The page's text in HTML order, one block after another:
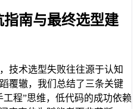
南与最终选型建
技术选型失败往往源于认知
覆辙，我们总结了三条关键
程”思维，低代码的成功依赖